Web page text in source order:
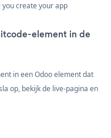
you create your app
element in de
in een Odoo element dat
op, bekijk de live-pagina en